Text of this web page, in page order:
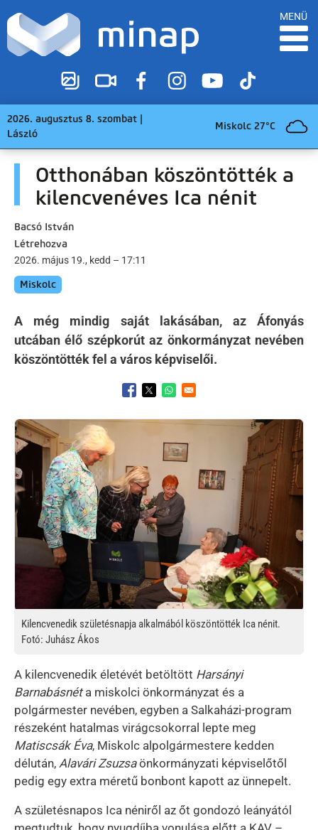
MENÜ
2026. augusztus 8. szombat |
László
Miskolc 27°C
Otthonában köszöntötték a
kilencvenéves Ica nénit
Bacsó István
Létrehozva
2026. május 19., kedd – 17:11
Miskolc
A még mindig saját lakásában, az Áfonyás
utcában élő szépkorút az önkormányzat nevében
köszöntötték fel a város képviselői.
Opens in a new window
Opens in a new window
Opens in a new window
Kép
Kilencvenedik születésnapja alkalmából köszöntötték Ica nénit.
Fotó: Juhász Ákos
A kilencvenedik életévét betöltött Harsányi
Barnabásnéta miskolci önkormányzat és a
polgármester nevében, egyben a Salkaházi-program
részeként hatalmas virágcsokorral lepte meg
Matiscsák Éva, Miskolc alpolgármestere kedden
délután, Alavári Zsuzsaönkormányzati képviselőtől
pedig egy extra méretű bonbont kapott az ünnepelt.
A születésnapos Ica néniről az őt gondozó leányától